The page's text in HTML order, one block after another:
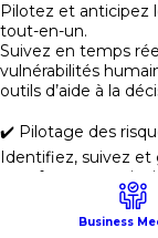
Pilotez et anticipez
tout-en-un.
Suivez en temps
vulnérabilités
outils d’aide à la
✔️ Pilotage des
Identifiez, suivez et
transforment en
mesures
Business